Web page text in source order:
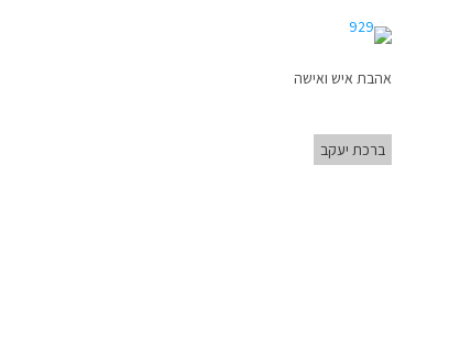
אהבת איש ואישה
ברכת יעקב